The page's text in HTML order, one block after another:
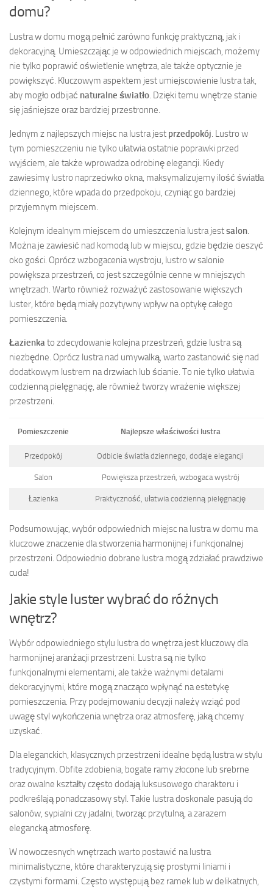
domu?
Lustra w domu mogą pełnić zarówno funkcję praktyczną, jak i
dekoracyjną. Umieszczając je w odpowiednich miejscach, możemy
nie tylko poprawić oświetlenie wnętrza, ale także optycznie je
powiększyć. Kluczowym aspektem jest umiejscowienie lustra tak,
aby mogło odbijać naturalne światło. Dzięki temu wnętrze stanie
się jaśniejsze oraz bardziej przestronne.
Jednym z najlepszych miejsc na lustra jest przedpokój. Lustro w
tym pomieszczeniu nie tylko ułatwia ostatnie poprawki przed
wyjściem, ale także wprowadza odrobinę elegancji. Kiedy
zawiesimy lustro naprzeciwko okna, maksymalizujemy ilość światła
dziennego, które wpada do przedpokoju, czyniąc go bardziej
przyjemnym miejscem.
Kolejnym idealnym miejscem do umieszczenia lustra jestsalon.
Można je zawiesić nad komodą lub w miejscu, gdzie będzie cieszyć
oko gości. Oprócz wzbogacenia wystroju, lustro w salonie
powiększa przestrzeń, co jest szczególnie cenne w mniejszych
wnętrzach. Warto również rozważyć zastosowanie większych
luster, które będą miały pozytywny wpływ na optykę całego
pomieszczenia.
Łazienkato zdecydowanie kolejna przestrzeń, gdzie lustra są
niezbędne. Oprócz lustra nad umywalką, warto zastanowić się nad
dodatkowym lustrem na drzwiach lub ścianie. To nie tylko ułatwia
codzienną pielęgnację, ale również tworzy wrażenie większej
przestrzeni.
Pomieszczenie Najlepsze właściwości lustra
Przedpokój Odbicie światła dziennego, dodaje elegancji
Salon Powiększa przestrzeń, wzbogaca wystrój
Łazienka Praktyczność, ułatwia codzienną pielęgnację
Podsumowując, wybór odpowiednich miejsc na lustra w domu ma
kluczowe znaczenie dla stworzenia harmonijnej i funkcjonalnej
przestrzeni. Odpowiednio dobrane lustra mogą zdziałać prawdziwe
cuda!
Jakie style luster wybrać do różnych
wnętrz?
Wybór odpowiedniego stylu lustra do wnętrza jest kluczowy dla
harmonijnej aranżacji przestrzeni. Lustra są nie tylko
funkcjonalnymi elementami, ale także ważnymi detalami
dekoracyjnymi, które mogą znacząco wpłynąć na estetykę
pomieszczenia. Przy podejmowaniu decyzji należy wziąć pod
uwagę styl wykończenia wnętrza oraz atmosferę, jaką chcemy
uzyskać.
Dla eleganckich, klasycznych przestrzeni idealne będą lustra w stylu
tradycyjnym. Obfite zdobienia, bogate ramy złocone lub srebrne
oraz owalne kształty często dodają luksusowego charakteru i
podkreślają ponadczasowy styl. Takie lustra doskonale pasują do
salonów, sypialni czy jadalni, tworząc przytulną, a zarazem
elegancką atmosferę.
W nowoczesnych wnętrzach warto postawić na lustra
minimalistyczne, które charakteryzują się prostymi liniami i
czystymi formami. Często występują bez ramek lub w delikatnych,